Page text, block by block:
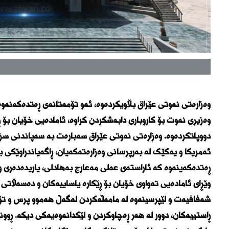
وەزارەتی نەوتی عێراق بڵاویکردەوە، ئەو تۆمەتانەی
وەزیری نەوت بۆ کاروباری دابەشکردن کراوە، ئامادەیی خۆیان
دووپاتکردەوە. وەزارەتی نەوتی عێراق سەبارەت بە سەپاندنی
ئەمریکا و یەکێک لە بەرپرسانی وەزارەتەکەیان، ڕاگەیاندراوێکی
ڕەتدەکەینەوە کە ئاراستەی عەلی مەعارج بەهادلی،
وێڕای ئامادەیی تەواوی خۆیان بۆ ڕێکارە یاساییەکان و
شەفافیەت و لێپرسینەوە لە مامەڵەکردن لەگەڵ هەموو پرس و
ڕاستییەکان، دوور لە هەر ڕەچاوکردن و لێکدانەوەیەکی دیکە.